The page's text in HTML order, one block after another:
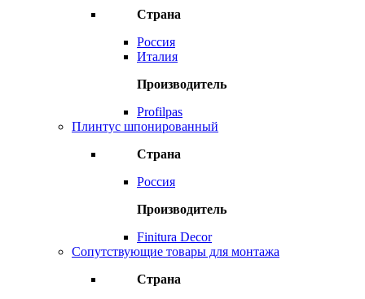
Страна
Россия
Италия
Производитель
Profilpas
Плинтус шпонированный
Страна
Россия
Производитель
Finitura Decor
Сопутствующие товары для монтажа
Страна